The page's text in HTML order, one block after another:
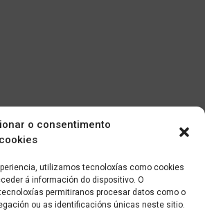
o consentimento
utilizamos tecnoloxías como cookies
á información do dispositivo. O
permitiranos procesar datos como o
ou as identificacións únicas neste sitio.